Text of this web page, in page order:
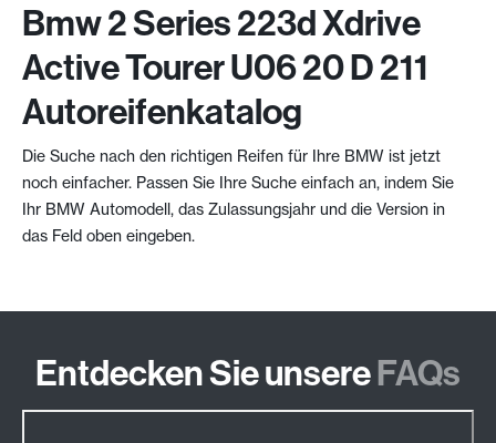
Bmw 2 Series 223d Xdrive
Active Tourer U06 20 D 211
Autoreifenkatalog
Die Suche nach den richtigen Reifen für Ihre BMW ist jetzt
noch einfacher. Passen Sie Ihre Suche einfach an, indem Sie
Ihr BMW Automodell, das Zulassungsjahr und die Version in
das Feld oben eingeben.
Entdecken Sie unsereFAQs